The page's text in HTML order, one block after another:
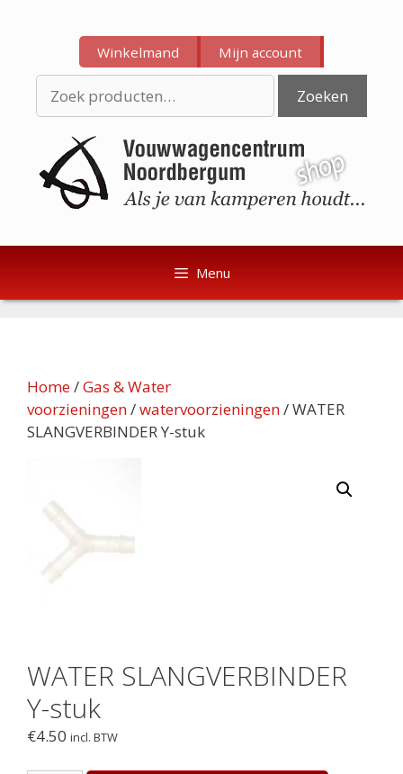
inhoud
inhoud
Winkelmand Mijn account
naar:
Zoeken
Menu
Home/Gas & Water
voorzieningen/watervoorzieningen/ WATER
SLANGVERBINDER Y-stuk
WATER SLANGVERBINDER
Y-stuk
€4.50 incl. BTW